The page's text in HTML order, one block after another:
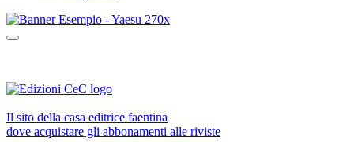
Il sito della casa editrice faentina
dove acquistare gli abbonamenti alle riviste